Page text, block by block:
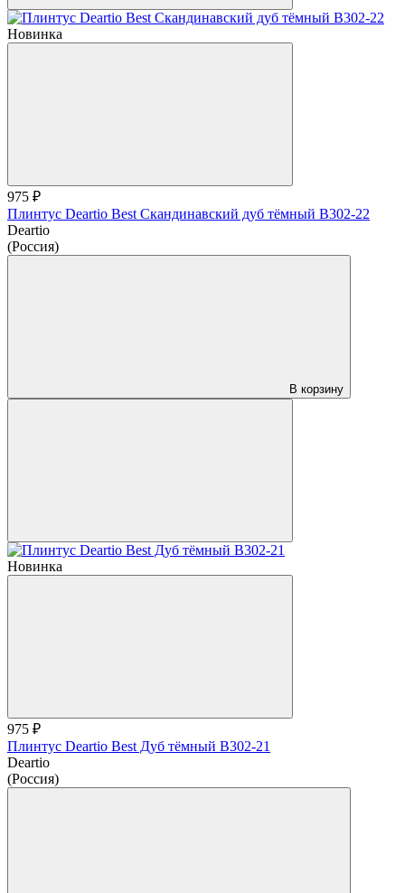
Новинка
975 ₽
Плинтус Deartio Best Скандинавский дуб тёмный B302-22
Deartio
(Россия)
В корзину
Новинка
975 ₽
Плинтус Deartio Best Дуб тёмный B302-21
Deartio
(Россия)